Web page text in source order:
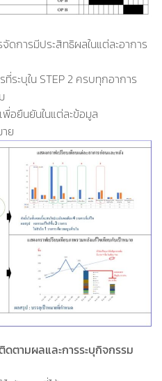
การมีประสิทธิผลในแต่ละอาการ
ระบุใน STEP 2 ครบทุกอาการ
อยืนยันในแต่ละข้อมูล
ย
ดตามผลและการระบุกิจกรรม